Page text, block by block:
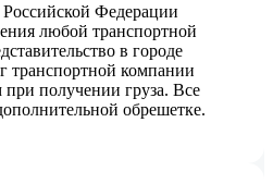
Федерации
любой транспортной
в городе
транспортной компании
при получении груза. Все
обрешетке.